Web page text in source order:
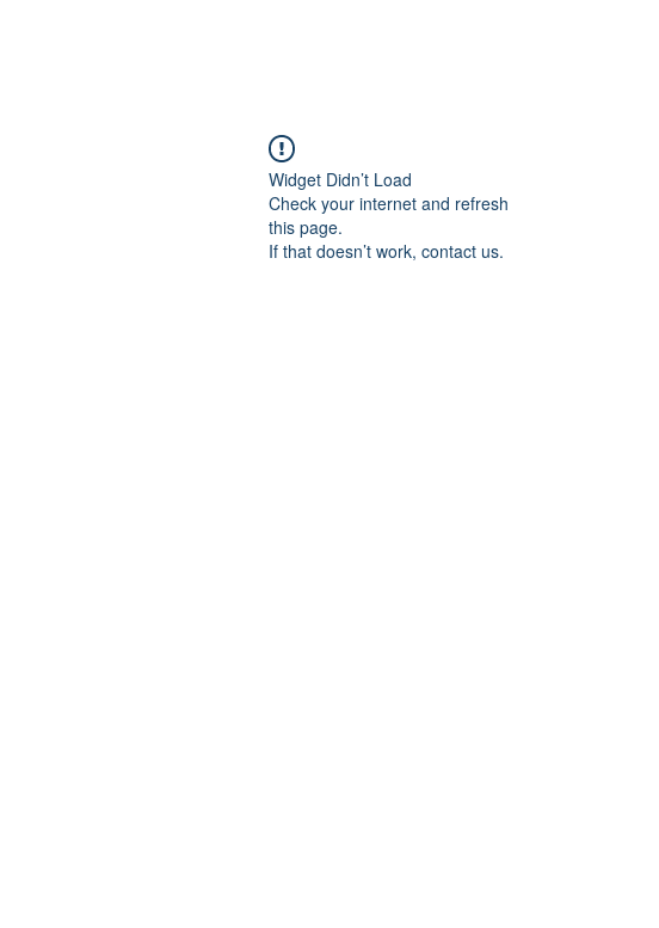
Widget Didn’t Load
Check your internet and refresh
this page.
If that doesn’t work, contact us.